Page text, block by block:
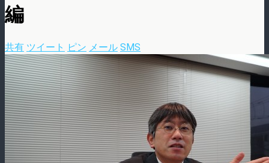
編
共有 ツイート ピン メール SMS